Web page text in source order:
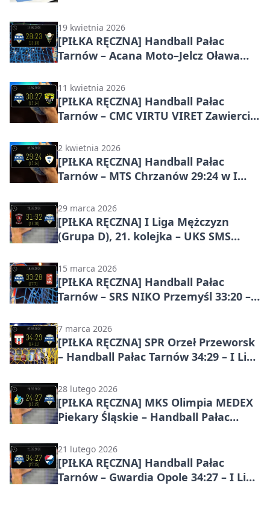
minimalna porażka tarnowian u
siebie
19 kwietnia 2026
[PIŁKA RĘCZNA] Handball Pałac
Tarnów – Acana Moto–Jelcz Oława
gospodarze dopisują kolejne punkty
w Tarnowie
11 kwietnia 2026
[PIŁKA RĘCZNA] Handball Pałac
Tarnów – CMC VIRTU VIRET Zawiercie
ważne zwycięstwo gospodarzy w 22.
kolejce
2 kwietnia 2026
[PIŁKA RĘCZNA] Handball Pałac
Tarnów – MTS Chrzanów 29:24 w I
zwycięstwo tarnowian w 26. kolejce
29 marca 2026
[PIŁKA RĘCZNA] I Liga Mężczyzn
(Grupa D), 21. kolejka – UKS SMS
Tarnów 31:32
15 marca 2026
[PIŁKA RĘCZNA] Handball Pałac
Tarnów – SRS NIKO Przemyśl 33:20 – I
7 marca 2026
[PIŁKA RĘCZNA] SPR Orzeł Przeworsk
– Handball Pałac Tarnów 34:29 – I Liga
28 lutego 2026
[PIŁKA RĘCZNA] MKS Olimpia MEDEX
Piekary Śląskie – Handball Pałac
Mężczyzn (Grupa D), kolejka 18
21 lutego 2026
[PIŁKA RĘCZNA] Handball Pałac
Tarnów – Gwardia Opole 34:27 – I Liga